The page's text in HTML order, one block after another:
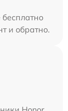
и обратно.